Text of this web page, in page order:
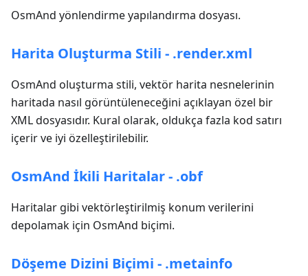
OsmAnd yönlendirme yapılandırma dosyası.
Harita Oluşturma Stili - .render.xml
OsmAnd oluşturma stili, vektör harita nesnelerinin
haritada nasıl görüntüleneceğini açıklayan özel bir
XML dosyasıdır. Kural olarak, oldukça fazla kod satırı
içerir ve iyi özelleştirilebilir.
OsmAnd İkili Haritalar - .obf
Haritalar gibi vektörleştirilmiş konum verilerini
depolamak için OsmAnd biçimi.
Döşeme Dizini Biçimi - .metainfo